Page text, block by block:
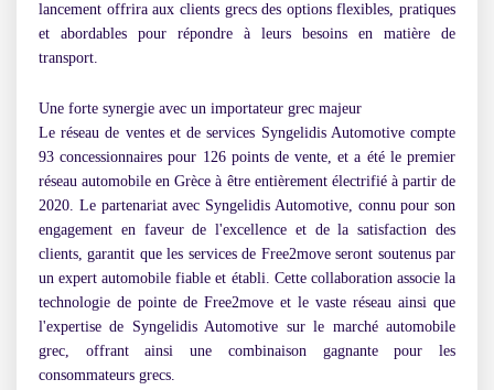
lancement offrira aux clients grecs des options flexibles, pratiques
et abordables pour répondre à leurs besoins en matière de
transport.
Une forte synergie avec un importateur grec majeur
Le réseau de ventes et de services Syngelidis Automotive compte
93 concessionnaires pour 126 points de vente, et a été le premier
réseau automobile en Grèce à être entièrement électrifié à partir de
2020. Le partenariat avec Syngelidis Automotive, connu pour son
engagement en faveur de l'excellence et de la satisfaction des
clients, garantit que les services de Free2move seront soutenus par
un expert automobile fiable et établi. Cette collaboration associe la
technologie de pointe de Free2move et le vaste réseau ainsi que
l'expertise de Syngelidis Automotive sur le marché automobile
grec, offrant ainsi une combinaison gagnante pour les
consommateurs grecs.